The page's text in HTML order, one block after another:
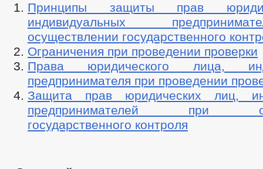
Принципы защиты прав
индивидуальных
осуществлении государственного
Ограничения при проведении проверки
Права юридического лица,
предпринимателя при проведении
Защита прав юридических лиц,
предпринимателей при
государственного контроля